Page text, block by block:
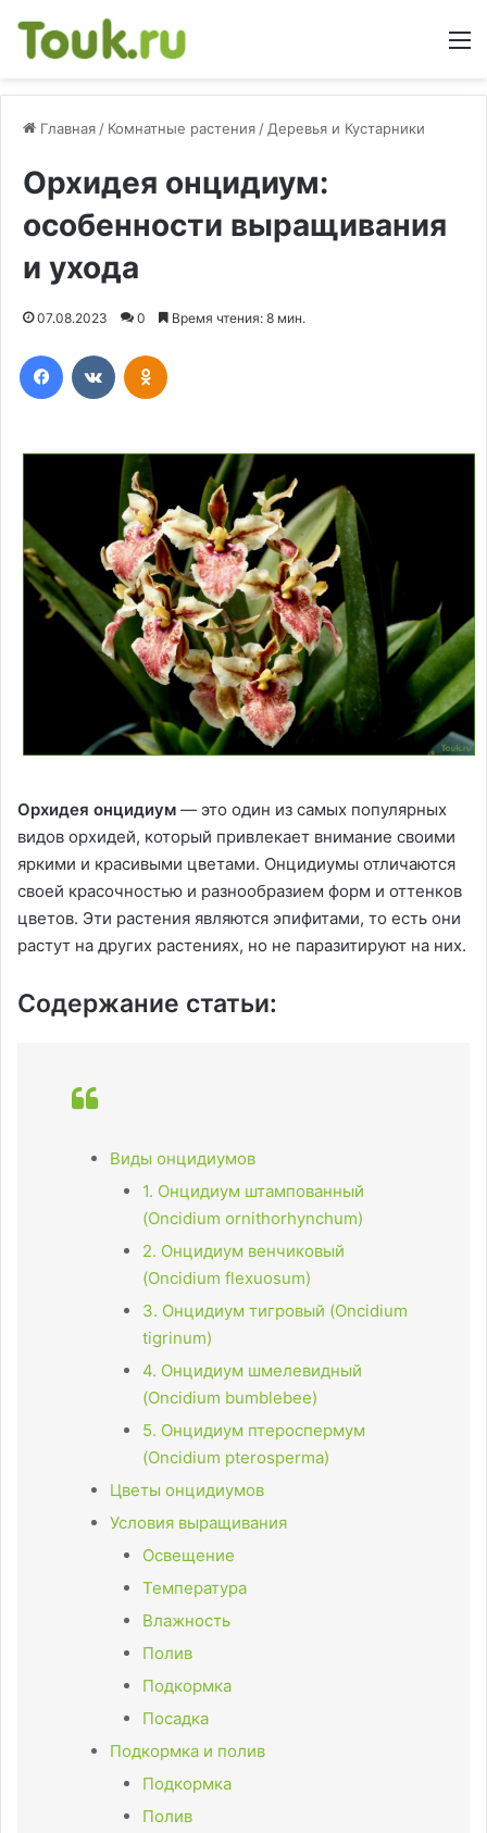
Главная / Комнатные растения / Деревья и Кустарники
Орхидея онцидиум:
особенности выращивания
и ухода
07.08.2023 0 Время чтения: 8 мин.
Орхидея онцидиум — это один из самых популярных
видов орхидей, который привлекает внимание своими
яркими и красивыми цветами. Онцидиумы отличаются
своей красочностью и разнообразием форм и оттенков
цветов. Эти растения являются эпифитами, то есть они
растут на других растениях, но не паразитируют на них.
Содержание статьи:
Виды онцидиумов
1. Онцидиум штампованный
(Oncidium ornithorhynchum)
2. Онцидиум венчиковый
(Oncidium flexuosum)
3. Онцидиум тигровый (Oncidium
tigrinum)
4. Онцидиум шмелевидный
(Oncidium bumblebee)
5. Онцидиум птероспермум
(Oncidium pterosperma)
Цветы онцидиумов
Условия выращивания
Освещение
Температура
Влажность
Полив
Подкормка
Посадка
Подкормка и полив
Подкормка
Полив